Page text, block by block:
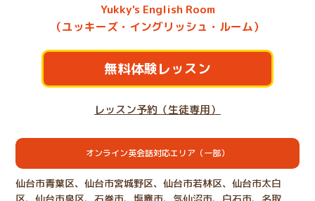
Yukky's English Room
（ユッキーズ・イングリッシュ・ルーム）
無料体験レッスン
レッスン予約（生徒専用）
オンライン英会話対応エリア（一部）
仙台市青葉区、仙台市宮城野区、仙台市若林区、仙台市太白